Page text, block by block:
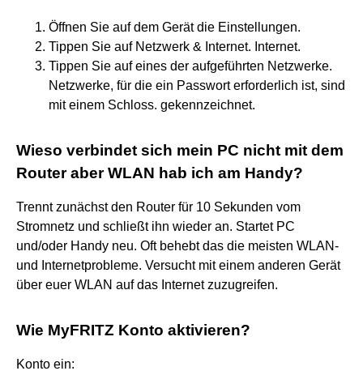
Öffnen Sie auf dem Gerät die Einstellungen.
Tippen Sie auf Netzwerk & Internet. Internet.
Tippen Sie auf eines der aufgeführten Netzwerke.
Netzwerke, für die ein Passwort erforderlich ist, sind
mit einem Schloss. gekennzeichnet.
Wieso verbindet sich mein PC nicht mit dem
Router aber WLAN hab ich am Handy?
Trennt zunächst den Router für 10 Sekunden vom
Stromnetz und schließt ihn wieder an. Startet PC
und/oder Handy neu. Oft behebt das die meisten WLAN-
und Internetprobleme. Versucht mit einem anderen Gerät
über euer WLAN auf das Internet zuzugreifen.
Wie MyFRITZ Konto aktivieren?
Konto ein: